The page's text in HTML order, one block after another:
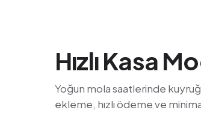
Hızlı Kasa
Yoğun mola saatlerinde
ekleme, hızlı ödeme ve